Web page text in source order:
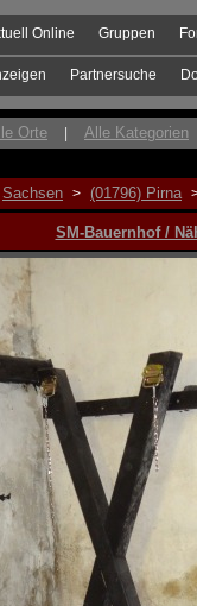
Gruppen
Online
Partnersuche
Orte Alle Kategorien
Sachsen > (01796) Pirna
SM-Bauernhof /